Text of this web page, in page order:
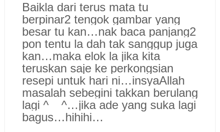
Baikla dari terus mata tu
berpinar2 tengok gambar yang
besar tu kan…nak baca panjang2
pon tentu la dah tak sanggup juga
kan…maka elok la jika kita
teruskan saje ke perkongsian
resepi untuk hari ni…insyaAllah
masalah sebegini takkan berulang
lagi ^__^…jika ade yang suka lagi
bagus…hihihi…